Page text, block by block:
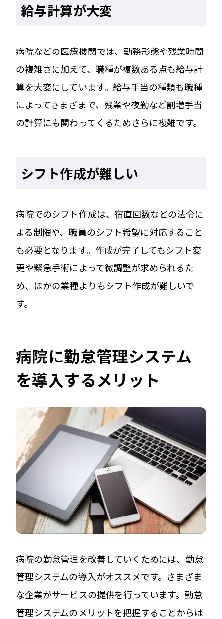
給与計算が大変
病院などの医療機関では、勤務形態や残業時間
の複雑さに加えて、職種が複数ある点も給与計
算を大変にしています。給与手当の種類も職種
によってさまざまで、残業や夜勤など割増手当
の計算にも関わってくるためさらに複雑です。
シフト作成が難しい
病院でのシフト作成は、宿直回数などの法令に
よる制限や、職員のシフト希望に対応すること
も必要となります。作成が完了してもシフト変
更や緊急手術によって微調整が求められるた
め、ほかの業種よりもシフト作成が難しいで
す。
病院に勤怠管理システム
を導入するメリット
病院の勤怠管理を改善していくためには、勤怠
管理システムの導入がオススメです。さまざま
な企業がサービスの提供を行っています。勤怠
管理システムのメリットを把握することからは